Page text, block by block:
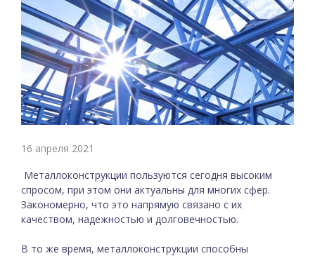
16 апреля 2021
Металлоконструкции пользуются сегодня высоким
спросом, при этом они актуальны для многих сфер.
Закономерно, что это напрямую связано с их
качеством, надежностью и долговечностью.
В то же время, металлоконструкции способны